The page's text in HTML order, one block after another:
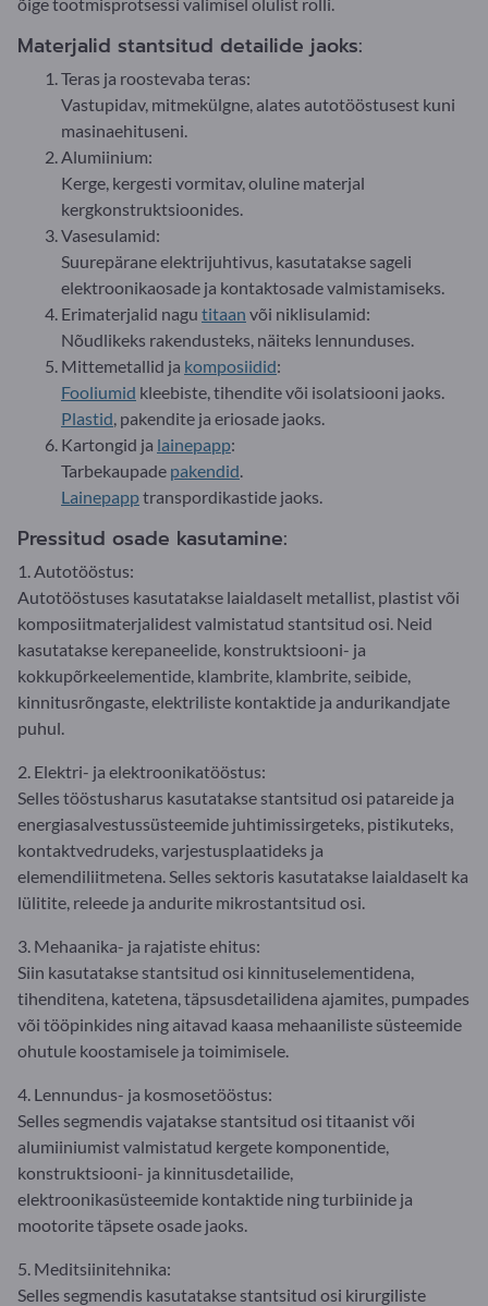
Materjalid stantsitud detailide jaoks:
Teras ja roostevaba teras:
Vastupidav, mitmekülgne, alates autotööstusest kuni
masinaehituseni.
Alumiinium:
Kerge, kergesti vormitav, oluline materjal
kergkonstruktsioonides.
Vasesulamid:
Suurepärane elektrijuhtivus, kasutatakse sageli
elektroonikaosade ja kontaktosade valmistamiseks.
Erimaterjalid nagu titaan või niklisulamid:
Nõudlikeks rakendusteks, näiteks lennunduses.
Mittemetallid ja komposiidid:
Fooliumid kleebiste, tihendite või isolatsiooni jaoks.
Plastid, pakendite ja eriosade jaoks.
Kartongid ja lainepapp:
Tarbekaupade pakendid.
Lainepapptranspordikastide jaoks.
Pressitud osade kasutamine:
1. Autotööstus:
Autotööstuses kasutatakse laialdaselt metallist, plastist või
komposiitmaterjalidest valmistatud stantsitud osi. Neid
kasutatakse kerepaneelide, konstruktsiooni- ja
kokkupõrkeelementide, klambrite, klambrite, seibide,
kinnitusrõngaste, elektriliste kontaktide ja andurikandjate
puhul.
2. Elektri- ja elektroonikatööstus:
Selles tööstusharus kasutatakse stantsitud osi patareide ja
energiasalvestussüsteemide juhtimissirgeteks, pistikuteks,
kontaktvedrudeks, varjestusplaatideks ja
elemendiliitmetena. Selles sektoris kasutatakse laialdaselt ka
lülitite, releede ja andurite mikrostantsitud osi.
3. Mehaanika- ja rajatiste ehitus:
Siin kasutatakse stantsitud osi kinnituselementidena,
tihenditena, katetena, täpsusdetailidena ajamites, pumpades
või tööpinkides ning aitavad kaasa mehaaniliste süsteemide
ohutule koostamisele ja toimimisele.
4. Lennundus- ja kosmosetööstus:
Selles segmendis vajatakse stantsitud osi titaanist või
alumiiniumist valmistatud kergete komponentide,
konstruktsiooni- ja kinnitusdetailide,
elektroonikasüsteemide kontaktide ning turbiinide ja
mootorite täpsete osade jaoks.
5. Meditsiinitehnika:
Selles segmendis kasutatakse stantsitud osi kirurgiliste